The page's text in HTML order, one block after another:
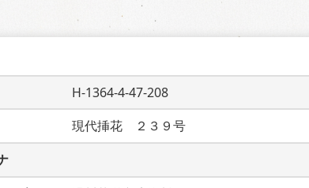
H-1364-4-47-208
現代挿花　２３９号